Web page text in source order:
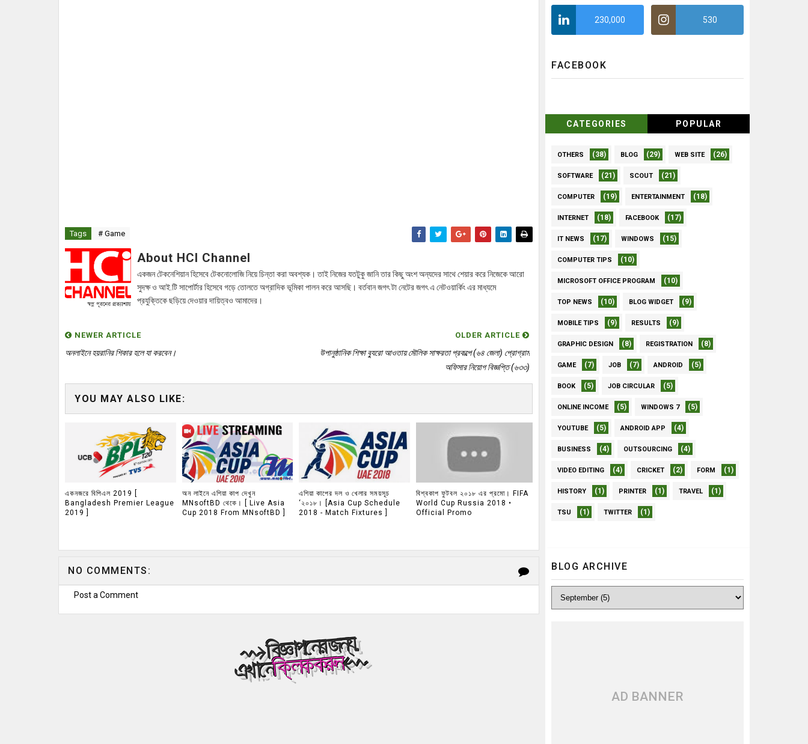
Tags # Game
About HCI Channel
একজন টেকনেশিয়ান হিসেবে টেকনোলোজি নিয়ে চিন্তা করা অবশ্যক। তাই নিজের যতটুকু জানি তার কিছু অংশ অন্যদের সাথে শেয়ার করে নিজেকে আরো
সুদক্ষ ও আই.টি সাপোর্টার হিসেবে গড়ে তোলতে অগ্রাদিক ভূমিকা পালন করে আসছি। বর্তবান জগৎ টা নেটের জগৎ এ নেটওয়ার্কিং এর মাধ্যমে
প্রযুক্তিকে ছড়িয়ে দেওয়ার দায়িত্বও আমাদের।
NEWER ARTICLE
অনলাইনে হয়রানির শিকার হলে যা করবেন।
OLDER ARTICLE
উপানুষ্ঠানিক শিক্ষা ব্যুরো আওতায় মৌলিক সাক্ষরতা প্রকল্পে (৬৪ জেলা) প্রোগ্রাম
অফিসার নিয়োগ বিজ্ঞপ্তি (৬৩৩)
YOU MAY ALSO LIKE:
একনজরে বিপিএল 2019 [
Bangladesh Premier League
2019 ]
অন লাইনে এশিয়া কাপ দেখুন
MNsoftBD থেকে। [ Live Asia
Cup 2018 From MNsoftBD ]
এশিয়া কাপের দল ও খেলার সময়সূচ
‘২০১৮। [Asia Cup Schedule
2018 - Match Fixtures ]
বিশ্বকাপ ফুটবল ২০১৮ এর প্রমো। FIFA
World Cup Russia 2018 •
Official Promo
NO COMMENTS:
Post a Comment
⇝বিজ্ঞাপনের জন্য.
এখানেক্লিক করুন⇜
230,000 530
FACEBOOK
CATEGORIES POPULAR
OTHERS (38) BLOG (29) WEB SITE (26)
SOFTWARE (21) SCOUT (21)
COMPUTER (19) ENTERTAINMENT (18)
INTERNET (18) FACEBOOK (17)
IT NEWS (17) WINDOWS (15)
COMPUTER TIPS (10)
MICROSOFT OFFICE PROGRAM (10)
TOP NEWS (10) BLOG WIDGET (9)
MOBILE TIPS (9) RESULTS (9)
GRAPHIC DESIGN (8) REGISTRATION (8)
GAME (7) JOB (7) ANDROID (5)
BOOK (5) JOB CIRCULAR (5)
ONLINE INCOME (5) WINDOWS 7 (5)
YOUTUBE (5) ANDROID APP (4)
BUSINESS (4) OUTSOURCING (4)
VIDEO EDITING (4) CRICKET (2) FORM (1)
HISTORY (1) PRINTER (1) TRAVEL (1)
TSU (1) TWITTER (1)
BLOG ARCHIVE
AD BANNER